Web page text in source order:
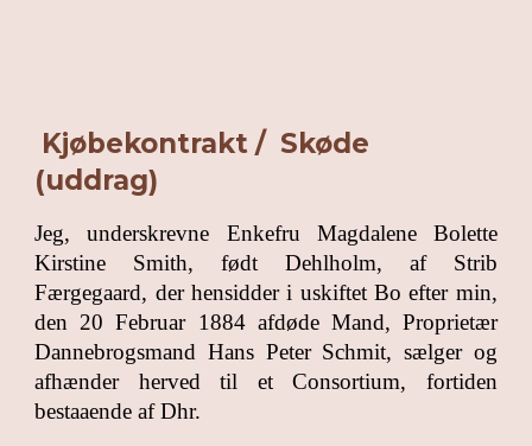
Kjøbekontrakt / Skøde
(uddrag)
Jeg, underskrevne Enkefru Magdalene Bolette
Kirstine Smith, født Dehlholm, af Strib
Færgegaard, der hensidder i uskiftet Bo efter min,
den 20 Februar 1884 afdøde Mand, Proprietær
Dannebrogsmand Hans Peter Schmit, sælger og
afhænder herved til et Consortium, fortiden
bestaaende af Dhr.